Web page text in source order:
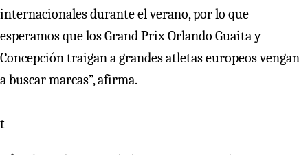
internacionales durante el verano, por lo que
esperamos que los Grand Prix Orlando Guaita y
Concepción traigan a grandes atletas europeos vengan
a buscar marcas”, afirma.
t